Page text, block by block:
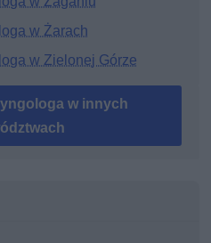
w Żarach
w Zielonej Górze
w innych